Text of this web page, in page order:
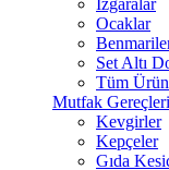
Izgaralar
Ocaklar
Set Altı
Tüm
Mutfak Gereçleri
Kevgirler
Kepçeler
Gıda